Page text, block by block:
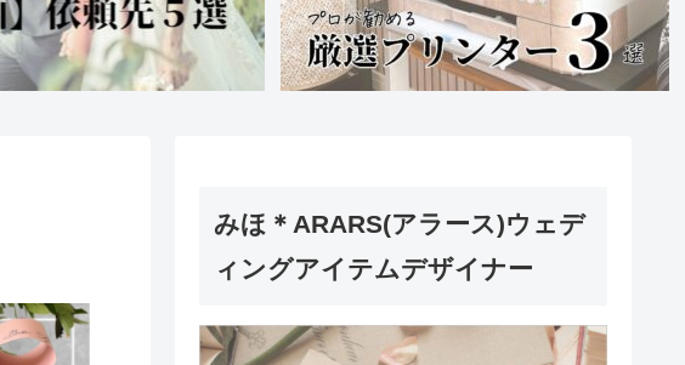
みほ＊ARARS(アラース)ウェデ
ィングアイテムデザイナー